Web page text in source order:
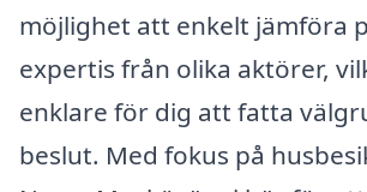
möjlighet att enkelt jämföra
expertis från olika aktörer,
enklare för dig att fatta
beslut. Med fokus på